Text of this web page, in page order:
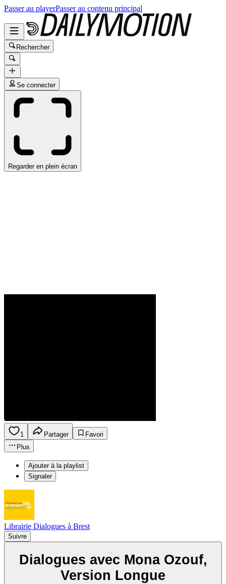
Passer au playerPasser au contenu principal
Rechercher
Se connecter
Regarder en plein écran
1 Partager
Favori
Plus
Ajouter à la playlist
Signaler
Librairie Dialogues à Brest
Suivre
Dialogues avec Mona Ozouf,
Version Longue